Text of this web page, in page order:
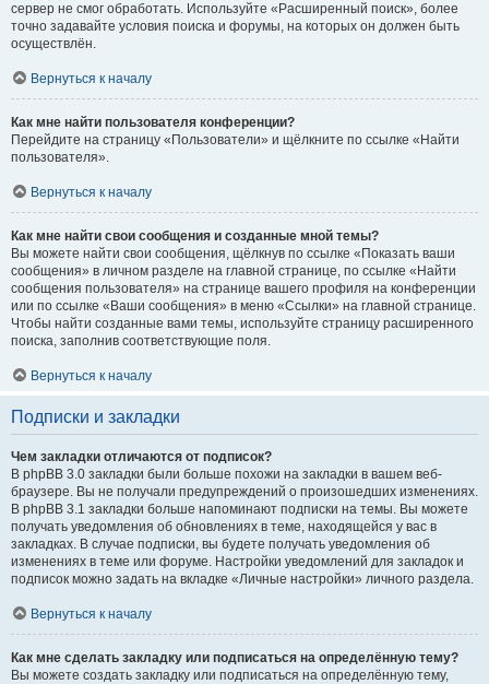
сервер не смог обработать. Используйте «Расширенный поиск», более
точно задавайте условия поиска и форумы, на которых он должен быть
осуществлён.
Вернуться к началу
Как мне найти пользователя конференции?
Перейдите на страницу «Пользователи» и щёлкните по ссылке «Найти
пользователя».
Вернуться к началу
Как мне найти свои сообщения и созданные мной темы?
Вы можете найти свои сообщения, щёлкнув по ссылке «Показать ваши
сообщения» в личном разделе на главной странице, по ссылке «Найти
сообщения пользователя» на странице вашего профиля на конференции
или по ссылке «Ваши сообщения» в меню «Ссылки» на главной странице.
Чтобы найти созданные вами темы, используйте страницу расширенного
поиска, заполнив соответствующие поля.
Вернуться к началу
Подписки и закладки
Чем закладки отличаются от подписок?
В phpBB 3.0 закладки были больше похожи на закладки в вашем веб-
браузере. Вы не получали предупреждений о произошедших изменениях.
В phpBB 3.1 закладки больше напоминают подписки на темы. Вы можете
получать уведомления об обновлениях в теме, находящейся у вас в
закладках. В случае подписки, вы будете получать уведомления об
изменениях в теме или форуме. Настройки уведомлений для закладок и
подписок можно задать на вкладке «Личные настройки» личного раздела.
Вернуться к началу
Как мне сделать закладку или подписаться на определённую тему?
Вы можете создать закладку или подписаться на определённую тему,